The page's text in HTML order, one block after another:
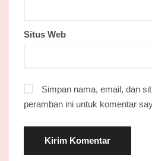
Situs Web
Simpan nama, email, dan
peramban ini untuk komentar